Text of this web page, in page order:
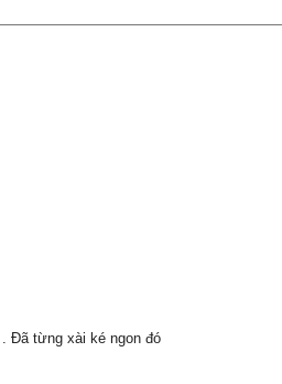
Đã từng xài ké ngon đó